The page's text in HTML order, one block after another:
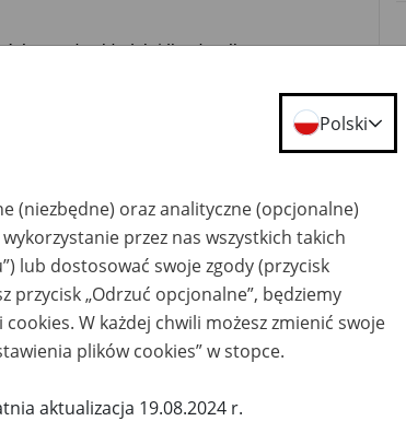
z tytułu składek (dla płatnika
wniosku, w pierwszej kolejności
dysku swojego komputera, następnie
zapisany na dysku wniosek i
Polski
(niezbędne) oraz analityczne (opcjonalne)
przez nas wszystkich takich
lub dostosować swoje zgody (przycisk
przycisk „Odrzuć opcjonalne”, będziemy
W każdej chwili możesz zmienić swoje
plików cookies” w stopce.
aktualizacja 19.08.2024 r.